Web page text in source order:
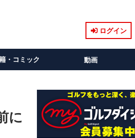
ログイン
・コミック 動画
に